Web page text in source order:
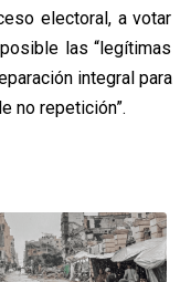
electoral, a votar
las “legítimas
integral para
no repetición”.